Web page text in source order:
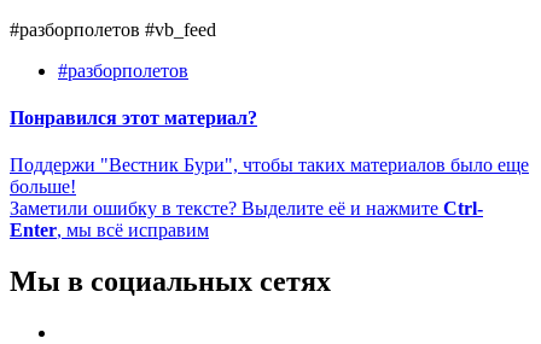
#разборполетов #vb_feed
#разборполетов
Понравился этот материал?
Поддержи "Вестник Бури", чтобы таких материалов было еще
больше!
Заметили ошибку в тексте? Выделите её и нажмите Ctrl-
Enter, мы всё исправим
Мы в социальных сетях